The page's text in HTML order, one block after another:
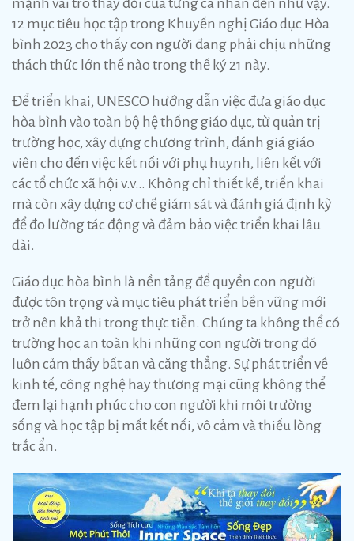
mạnh vai trò thay đổi của từng cá nhân đến như vậy.
12 mục tiêu học tập trong Khuyến nghị Giáo dục Hòa
bình 2023 cho thấy con người đang phải chịu những
thách thức lớn thế nào trong thế ký 21 này.
Để triển khai, UNESCO hướng dẫn việc đưa giáo dục
hòa bình vào toàn bộ hệ thống giáo dục, từ quản trị
trường học, xây dựng chương trình, đánh giá giáo
viên cho đến việc kết nối với phụ huynh, liên kết với
các tổ chức xã hội v.v… Không chỉ thiết kế, triển khai
mà còn xây dựng cơ chế giám sát và đánh giá định kỳ
để đo lường tác động và đảm bảo việc triển khai lâu
dài.
Giáo dục hòa bình là nền tảng để quyền con người
được tôn trọng và mục tiêu phát triển bền vững mới
trở nên khả thi trong thực tiễn. Chúng ta không thể có
trường học an toàn khi những con người trong đó
luôn cảm thấy bất an và căng thẳng. Sự phát triển về
kinh tế, công nghệ hay thương mại cũng không thể
đem lại hạnh phúc cho con người khi môi trường
sống và học tập bị mất kết nối, vô cảm và thiếu lòng
trắc ẩn.